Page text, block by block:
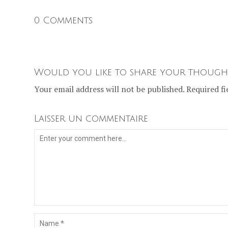
0 Comments
Would you like to share your
Your email address will not be published. Required
Laisser un commentaire